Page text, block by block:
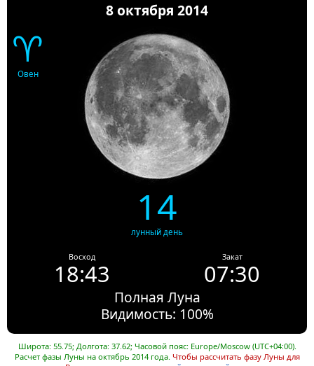
8 октября 2014
♈
Овен
14
лунный день
Восход
18:43
Закат
07:30
Полная Луна
Видимость: 100%
Широта: 55.75; Долгота: 37.62; Часовой пояс: Europe/Moscow (UTC+04:00).
Расчет фазы Луны на октябрь 2014 года. Чтобы рассчитать фазу Луны для